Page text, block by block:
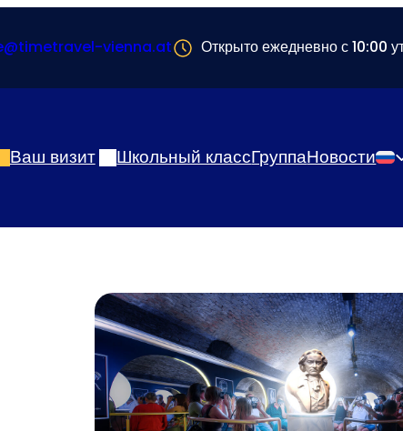
vienna.at Открыто ежедневно с 10:00
Ваш визит Школьный классГруппаНовости